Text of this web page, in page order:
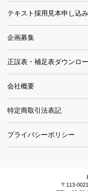
テキスト採用見本申し込み
企画募集
正誤表・補足表ダウンロ
会社概要
特定商取引法表記
プライバシーポリシー
〒113-